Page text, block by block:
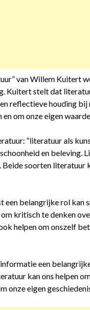
van Willem Kuitert
Kuitert stelt dat
reflectieve houding bij
om onze eigen
“literatuur als
en
soorten literatuur
belangrijke rol kan
kritisch te denken
helpen om onszelf
een
kan ons helpen
onze eigen